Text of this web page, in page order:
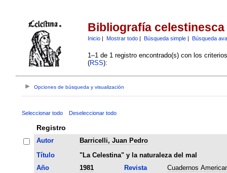
Bibliografía celestinesca
Inicio| Mostrar todo| Búsqueda simple| Búsqueda
1–1 de 1 registro encontrado(s) con los
(RSS):
Opciones de búsqueda y visualización
Seleccionar todo Deseleccionar todo
Registro
Autor
Barricelli, Juan Pedro
Título
"La Celestina" y la naturaleza del mal
Año
1981 Revista
Cuadernos